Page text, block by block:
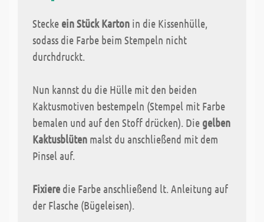
Stecke ein Stück Karton in die Kissenhülle,
sodass die Farbe beim Stempeln nicht
durchdruckt.
Nun kannst du die Hülle mit den beiden
Kaktusmotiven bestempeln (Stempel mit Farbe
bemalen und auf den Stoff drücken). Die gelben
Kaktusblüten malst du anschließend mit dem
Pinsel auf.
Fixiere die Farbe anschließend lt. Anleitung auf
der Flasche (Bügeleisen).